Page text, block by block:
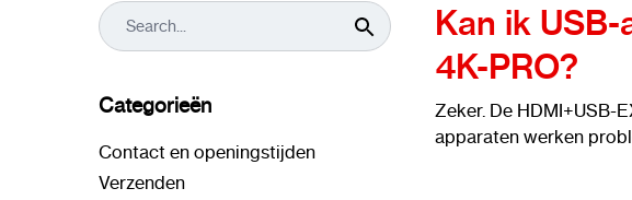
Kan ik
4K-PRO?
Zeker. De HDMI+USB-
apparaten werken
Categorieën
Contact en openingstijden
Verzenden